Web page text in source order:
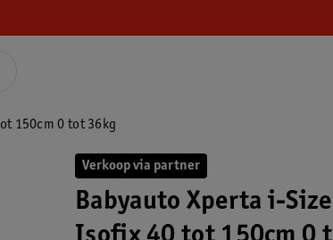
150cm 0 tot 36kg
Verkoop via partner
Babyauto Xperta i-